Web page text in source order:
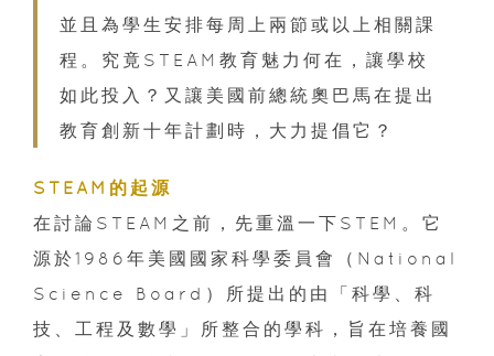
並且為學生安排每周上兩節或以上相關課
程。究竟STEAM教育魅力何在，讓學校
如此投入？又讓美國前總統奧巴馬在提出
教育創新十年計劃時，大力提倡它？
STEAM的起源
在討論STEAM之前，先重溫一下STEM。它
源於1986年美國國家科學委員會（National
Science Board）所提出的由「科學、科
技、工程及數學」所整合的學科，旨在培養國